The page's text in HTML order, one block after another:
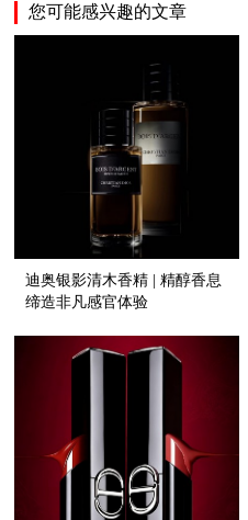
您可能感兴趣的文章
迪奥银影清木香精 | 精醇香息
缔造非凡感官体验